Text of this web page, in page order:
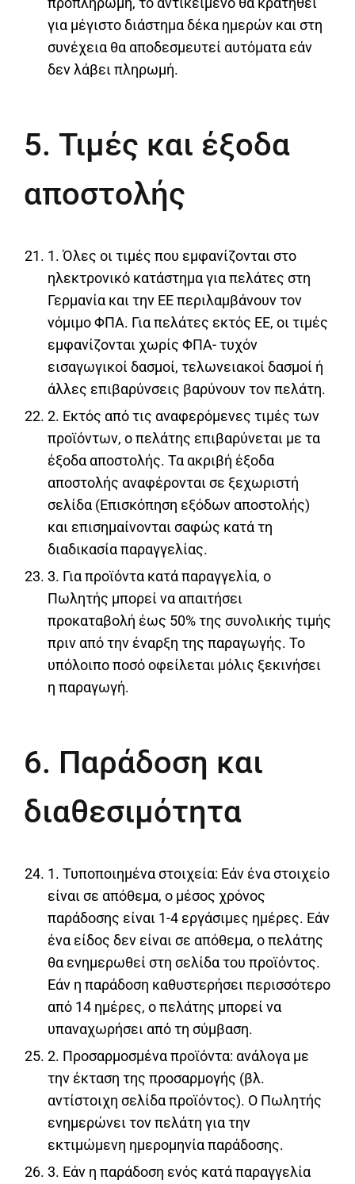
για μέγιστο διάστημα δέκα ημερών και στη
συνέχεια θα αποδεσμευτεί αυτόματα εάν
δεν λάβει πληρωμή.
5. Τιμές και έξοδα
αποστολής
1. Όλες οι τιμές που εμφανίζονται στο
ηλεκτρονικό κατάστημα για πελάτες στη
Γερμανία και την ΕΕ περιλαμβάνουν τον
νόμιμο ΦΠΑ. Για πελάτες εκτός ΕΕ, οι τιμές
εμφανίζονται χωρίς ΦΠΑ- τυχόν
εισαγωγικοί δασμοί, τελωνειακοί δασμοί ή
άλλες επιβαρύνσεις βαρύνουν τον πελάτη.
2. Εκτός από τις αναφερόμενες τιμές των
προϊόντων, ο πελάτης επιβαρύνεται με τα
έξοδα αποστολής. Τα ακριβή έξοδα
αποστολής αναφέρονται σε ξεχωριστή
σελίδα (Επισκόπηση εξόδων αποστολής)
και επισημαίνονται σαφώς κατά τη
διαδικασία παραγγελίας.
3. Για προϊόντα κατά παραγγελία, ο
Πωλητής μπορεί να απαιτήσει
προκαταβολή έως 50% της συνολικής τιμής
πριν από την έναρξη της παραγωγής. Το
υπόλοιπο ποσό οφείλεται μόλις ξεκινήσει
η παραγωγή.
6. Παράδοση και
διαθεσιμότητα
1. Τυποποιημένα στοιχεία: Εάν ένα στοιχείο
είναι σε απόθεμα, ο μέσος χρόνος
παράδοσης είναι 1-4 εργάσιμες ημέρες. Εάν
ένα είδος δεν είναι σε απόθεμα, ο πελάτης
θα ενημερωθεί στη σελίδα του προϊόντος.
Εάν η παράδοση καθυστερήσει περισσότερο
από 14 ημέρες, ο πελάτης μπορεί να
υπαναχωρήσει από τη σύμβαση.
2. Προσαρμοσμένα προϊόντα: ανάλογα με
την έκταση της προσαρμογής (βλ.
αντίστοιχη σελίδα προϊόντος). Ο Πωλητής
ενημερώνει τον πελάτη για την
εκτιμώμενη ημερομηνία παράδοσης.
3. Εάν η παράδοση ενός κατά παραγγελία